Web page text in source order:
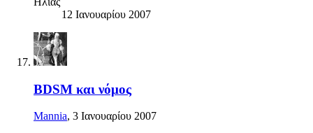
12 Ιανουαρίου 2007
BDSM και νόμος
Mannia, 3 Ιανουαρίου 2007